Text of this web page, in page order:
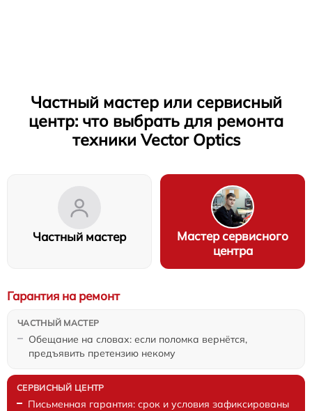
Частный мастер или сервисный
центр: что выбрать для ремонта
техники Vector Optics
Частный мастер
Мастер сервисного
центра
Обещание на словах: если поломка вернётся,
предъявить претензию некому
Гарантия на ремонт
Письменная гарантия: срок и условия зафиксированы